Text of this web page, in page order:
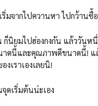
มจากไปควานหา ไปกว้านซื้
นิยมไปฮ่องกงกัน แล้ววันหนึ่
ดนี้และคุณภาพดีขนาดนี้! แล้
งเราเองเลยนิ!
ดเริ่มต้นน่ะเอง